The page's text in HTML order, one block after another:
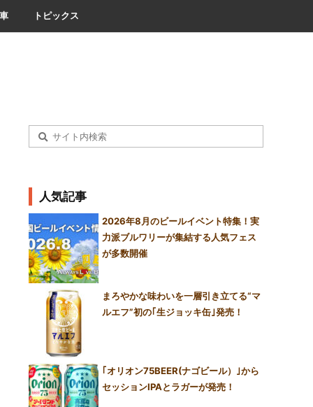
トピックス
人気記事
2026年8月のビールイベント特集！実
力派ブルワリーが集結する人気フェス
が多数開催
まろやかな味わいを一層引き立てる“マ
ルエフ”初の｢生ジョッキ缶｣発売！
｢オリオン75BEER(ナゴビール）｣から
セッションIPAとラガーが発売！